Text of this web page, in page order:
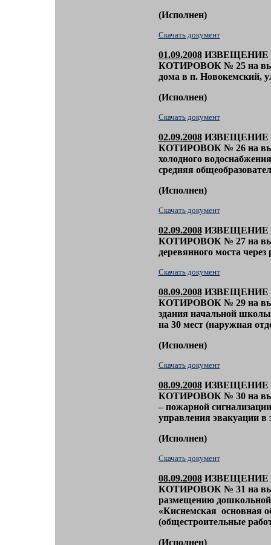
(Исполнен)
Скачать документ
01.09.2008 ИЗВЕЩЕНИЕ
КОТИРОВОК № 25 на
дома в п. Новокемский,
(Исполнен)
Скачать документ
02.09.2008 ИЗВЕЩЕНИЕ
КОТИРОВОК № 26 на
холодного
средняя
(Исполнен)
Скачать документ
02.09.2008 ИЗВЕЩЕНИЕ
КОТИРОВОК № 27 на
деревянного моста
Скачать документ
08.09.2008 ИЗВЕЩЕНИЕ
КОТИРОВОК № 29на
здания начальной
на 30 мест (наружная
(Исполнен)
Скачать документ
08.09.2008 ИЗВЕЩЕНИЕ
КОТИРОВОК № 30на
– пожарной
управления эвакуации в
(Исполнен)
Скачать документ
08.09.2008 ИЗВЕЩЕНИЕ
КОТИРОВОК № 31 на
размещению
«Киснемская основная
(общестроительные
(Исполнен)